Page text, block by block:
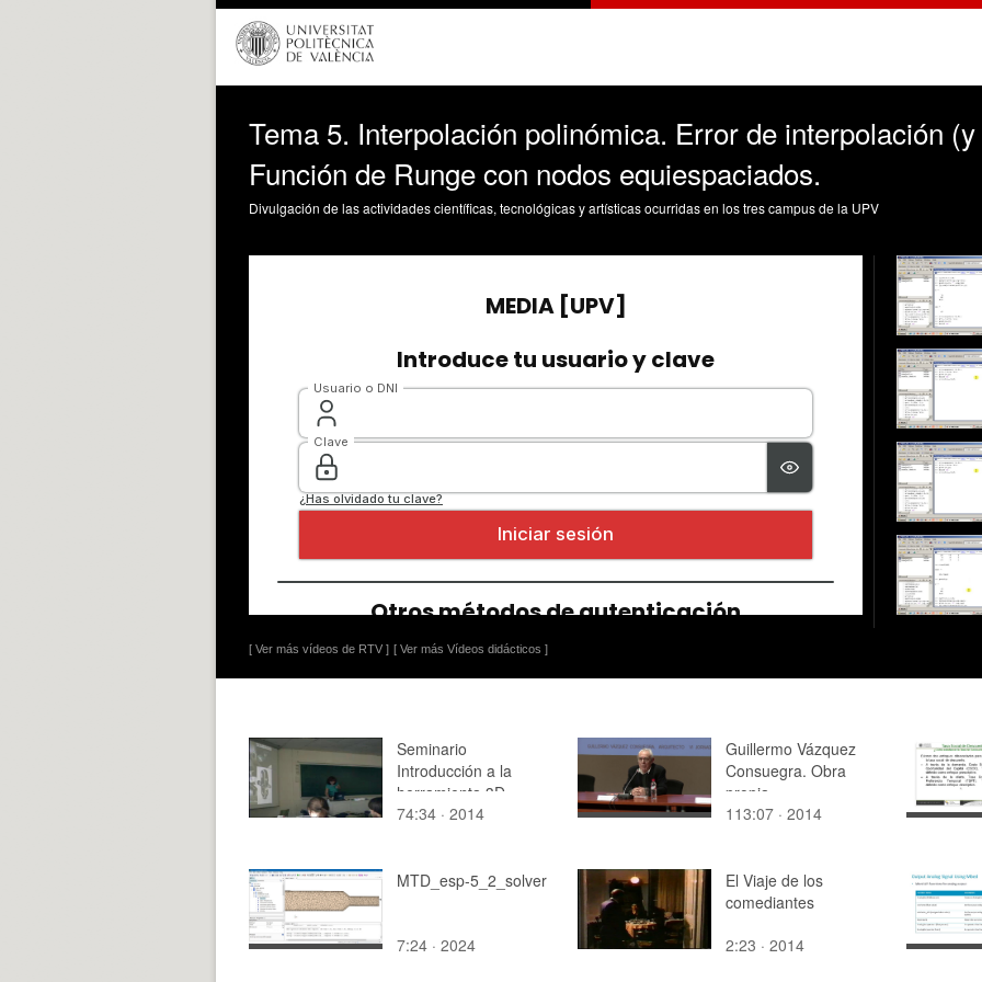
Tema 5. Interpolación polinómica. Error de interpolación
Función de Runge con nodos equiespaciados.
Divulgación de las actividades científicas, tecnológicas y artísticas ocurridas en los tres campus de la UPV
[ Ver más vídeos de RTV ] [ Ver más Vídeos didácticos ]
Seminario
Introducción a la
herramienta 3D
Blender ( 30
74:34 · 2014
Guillermo Vázquez
Consuegra. Obra
propia
113:07 · 2014
MTD_esp-5_2_solver
7:24 · 2024
El Viaje de los
comediantes
2:23 · 2014